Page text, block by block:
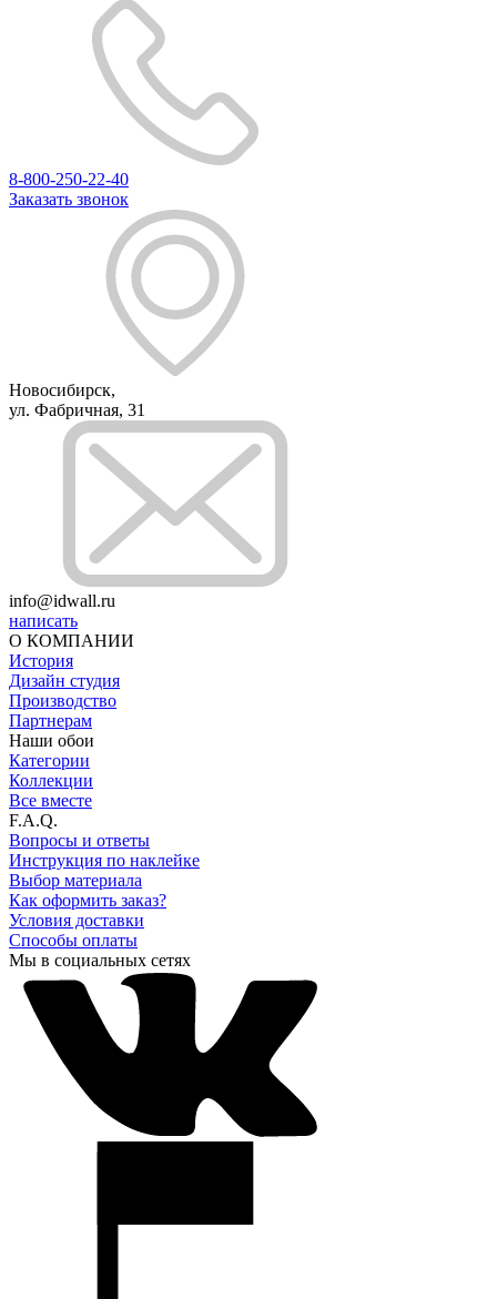
8-800-250-22-40
Заказать звонок
Новосибирск,
ул. Фабричная, 31
info@idwall.ru
написать
О КОМПАНИИ
История
Дизайн студия
Производство
Партнерам
Наши обои
Категории
Коллекции
Все вместе
F.A.Q.
Вопросы и ответы
Инструкция по наклейке
Выбор материала
Как оформить заказ?
Условия доставки
Способы оплаты
Мы в социальных сетях